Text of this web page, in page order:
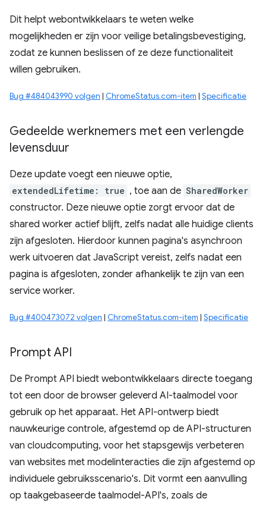
Dit helpt webontwikkelaars te weten welke
mogelijkheden er zijn voor veilige betalingsbevestiging,
zodat ze kunnen beslissen of ze deze functionaliteit
willen gebruiken.
Bug #484043990 volgen | ChromeStatus.com-item | Specificatie
Gedeelde werknemers met een verlengde
levensduur
Deze update voegt een nieuwe optie,
extendedLifetime: true , toe aan de SharedWorker
constructor. Deze nieuwe optie zorgt ervoor dat de
shared worker actief blijft, zelfs nadat alle huidige clients
zijn afgesloten. Hierdoor kunnen pagina's asynchroon
werk uitvoeren dat JavaScript vereist, zelfs nadat een
pagina is afgesloten, zonder afhankelijk te zijn van een
service worker.
Bug #400473072 volgen | ChromeStatus.com-item | Specificatie
Prompt API
De Prompt API biedt webontwikkelaars directe toegang
tot een door de browser geleverd AI-taalmodel voor
gebruik op het apparaat. Het API-ontwerp biedt
nauwkeurige controle, afgestemd op de API-structuren
van cloudcomputing, voor het stapsgewijs verbeteren
van websites met modelinteracties die zijn afgestemd op
individuele gebruiksscenario's. Dit vormt een aanvulling
op taakgebaseerde taalmodel-API's, zoals de